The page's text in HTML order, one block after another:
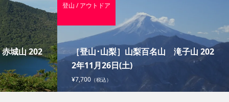
城山 202
［登山･山梨］山梨百名山 滝子山 202
2年11月26日(土)
¥7,700（税込）
登山 / アウトドア